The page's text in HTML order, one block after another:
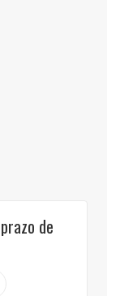
de